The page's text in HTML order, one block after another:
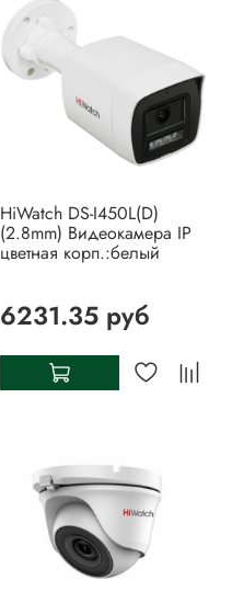
HiWatch DS-I450L(D)
(2.8mm) Видеокамера IP
цветная корп.:белый
6231.35 руб